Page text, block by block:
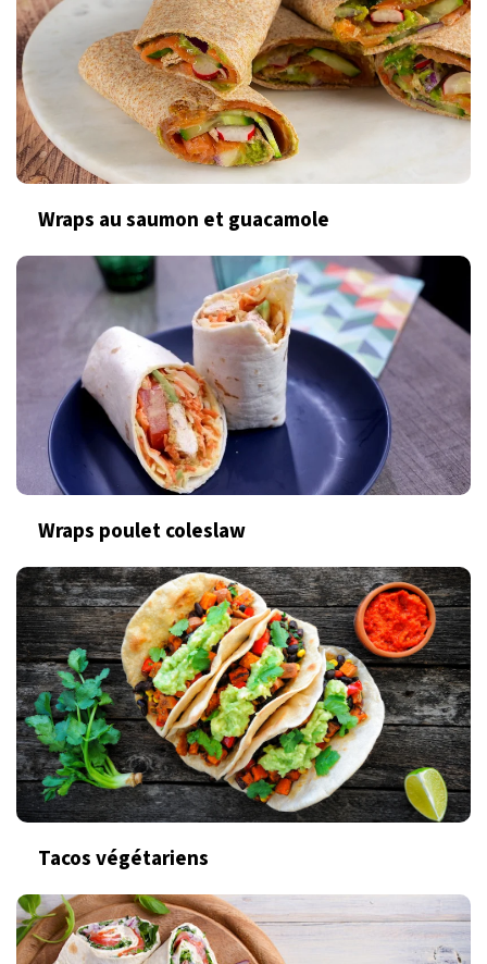
Wraps au saumon et guacamole
Wraps poulet coleslaw
Tacos végétariens